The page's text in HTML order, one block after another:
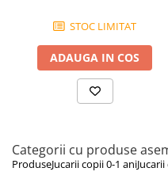
STOC LIMITAT
ADAUGA IN COS
Categorii cu produse
ProduseJucarii copii 0-1 ani